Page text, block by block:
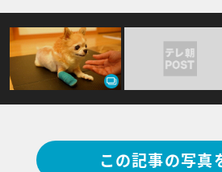
この記事の写真